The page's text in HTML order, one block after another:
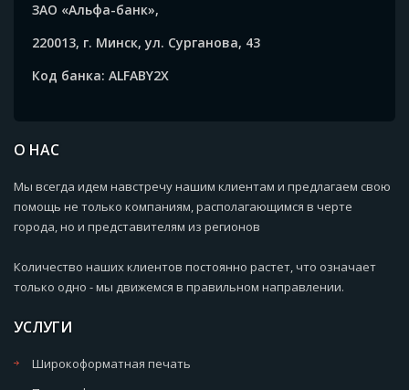
ЗАО «Альфа-банк»,
220013, г. Минск, ул. Сурганова, 43
Код банка: ALFABY2X
О НАС
Мы всегда идем навстречу нашим клиентам и предлагаем свою
помощь не только компаниям, располагающимся в черте
города, но и представителям из регионов
Количество наших клиентов постоянно растет, что означает
только одно - мы движемся в правильном направлении.
УСЛУГИ
Широкоформатная печать